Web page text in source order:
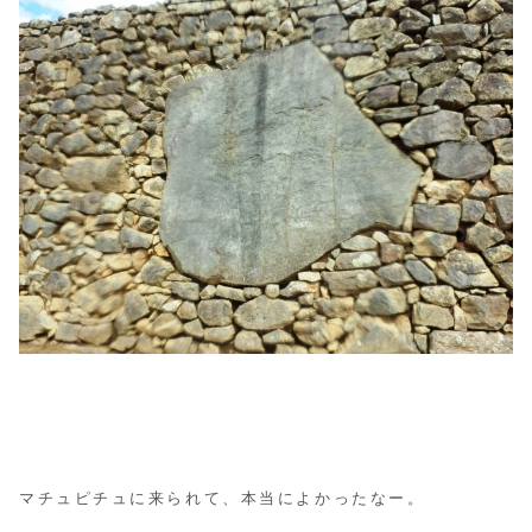
マチュピチュに来られて、本当によかったなー。